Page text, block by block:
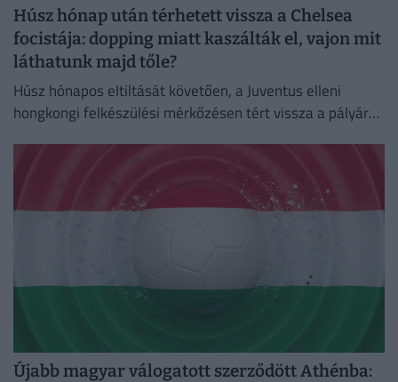
Húsz hónap után térhetett vissza a Chelsea
focistája: dopping miatt kaszálták el, vajon mit
láthatunk majd tőle?
Húsz hónapos eltiltását követően, a Juventus elleni
hongkongi felkészülési mérkőzésen tért vissza a pályára
Újabb magyar válogatott szerződött Athénba: